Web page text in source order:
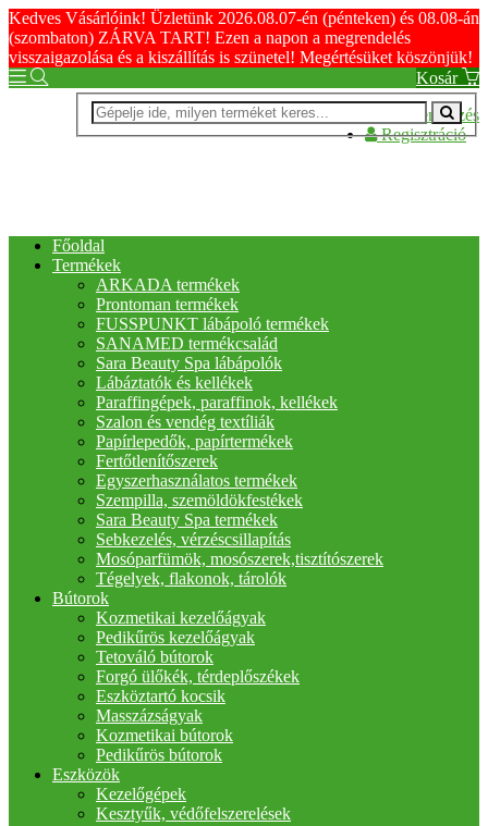
Kedves Vásárlóink! Üzletünk 2026.08.07-én (pénteken) és 08.08-án
(szombaton) ZÁRVA TART! Ezen a napon a megrendelés
visszaigazolása és a kiszállítás is szünetel! Megértésüket köszönjük!
Kosár
Bejelentkezés
Regisztráció
Főoldal
Termékek
ARKADA termékek
Prontoman termékek
FUSSPUNKT lábápoló termékek
SANAMED termékcsalád
Sara Beauty Spa lábápolók
Lábáztatók és kellékek
Paraffingépek, paraffinok, kellékek
Szalon és vendég textíliák
Papírlepedők, papírtermékek
Fertőtlenítőszerek
Egyszerhasználatos termékek
Szempilla, szemöldökfestékek
Sara Beauty Spa termékek
Sebkezelés, vérzéscsillapítás
Mosóparfümök, mosószerek,tisztítószerek
Tégelyek, flakonok, tárolók
Bútorok
Kozmetikai kezelőágyak
Pedikűrös kezelőágyak
Tetováló bútorok
Forgó ülőkék, térdeplőszékek
Eszköztartó kocsik
Masszázságyak
Kozmetikai bútorok
Pedikűrös bútorok
Eszközök
Kezelőgépek
Kesztyűk, védőfelszerelések